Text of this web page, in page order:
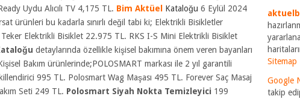
Uydu Alıcılı TV 4,175 TL. Bim Aktüel Kataloğu 6 Eylül 2024
ürünleri bu kadarla sınırlı değil tabi ki; Elektrikli Bisikletler
Teker Elektrikli Bisiklet 22.975 TL. RKS I-S Mini Elektrikli Bisiklet
detaylarında özellikle kişisel bakımına önem veren bayanları
Bakım ürünlerinde;POLOSMART markası ile 2 yıl garantili
995 TL. Polosmart Wag Maşası 495 TL. Forever Saç Masaj
Seti 249 TL. Polosmart Siyah Nokta Temizleyici 199
Sitemap
Google
takip